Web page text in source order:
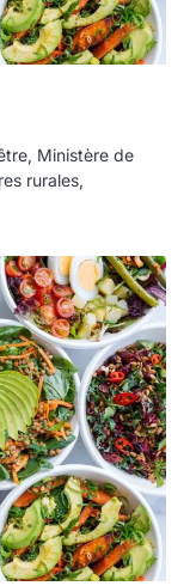
Ministère de
rurales,